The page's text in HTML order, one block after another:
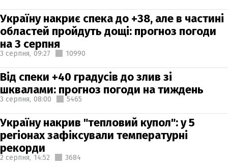
Україну накриє спека до +38, але в частині
областей пройдуть дощі: прогноз погоди
на 3 серпня
3 серпня, 09:27 10990
Від спеки +40 градусів до злив зі
шквалами: прогноз погоди на тиждень
3 серпня, 08:00 5465
Україну накрив "тепловий купол": у 5
регіонах зафіксували температурні
рекорди
2 серпня, 14:52 3684